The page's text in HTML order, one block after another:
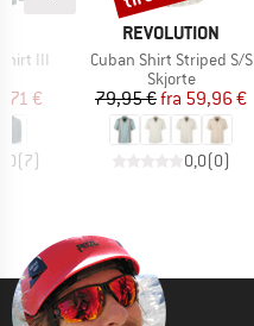
III
pris
€
(7)
MÆRKE
REVOLUTION
Artikel
Cuban Shirt Striped S/S
Produktgruppe
Skjorte
Pris
79,95 € Nedsat pris
fra 59,96 €
0,0(0)